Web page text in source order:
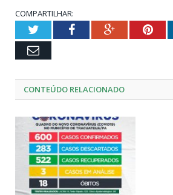
COMPARTILHAR:
TwitterFacebookGoogle+
Email
CONTEÚDO RELACIONADO